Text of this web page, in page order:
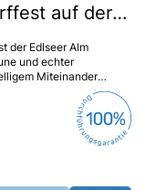
Radio-Frühschoppen VM1Dorffest auf der Edlseer Alm
der Edlseer Alm
und echter
Miteinander
Moderation und
und noch lange in